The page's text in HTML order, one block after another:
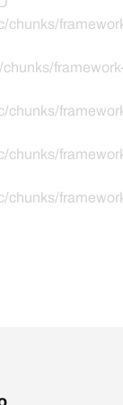
chunks/
chunks/
chunks/
chunks/